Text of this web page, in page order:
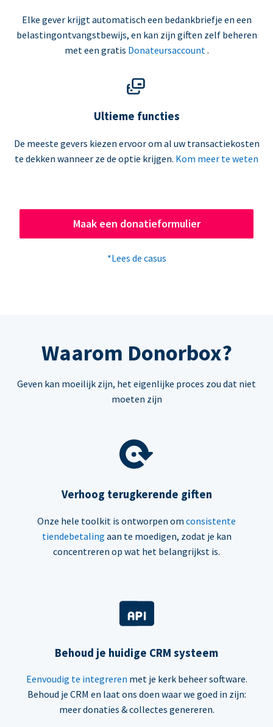
Elke gever krijgt automatisch een bedankbriefje en een
belastingontvangstbewijs, en kan zijn giften zelf beheren
met een gratis Donateursaccount .
Ultieme functies
De meeste gevers kiezen ervoor om al uw transactiekosten
te dekken wanneer ze de optie krijgen. Kom meer te weten
Maak een donatieformulier
*Lees de casus
Waarom Donorbox?
Geven kan moeilijk zijn, het eigenlijke proces zou dat niet
moeten zijn
Verhoog terugkerende giften
Onze hele toolkit is ontworpen om consistente
tiendebetaling aan te moedigen, zodat je kan
concentreren op wat het belangrijkst is.
Behoud je huidige CRM systeem
Eenvoudig te integreren met je kerk beheer software.
Behoud je CRM en laat ons doen waar we goed in zijn:
meer donaties & collectes genereren.